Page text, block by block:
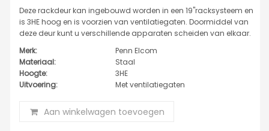
Deze rackdeur kan ingebouwd worden in een 19"racksysteem en
is 3HE hoog en is voorzien van ventilatiegaten. Doormiddel van
deze deur kunt u verschillende apparaten scheiden van elkaar.
Merk:
Penn Elcom
Materiaal:
Staal
Hoogte:
3HE
Uitvoering:
Met ventilatiegaten
Aan winkelwagen toevoegen